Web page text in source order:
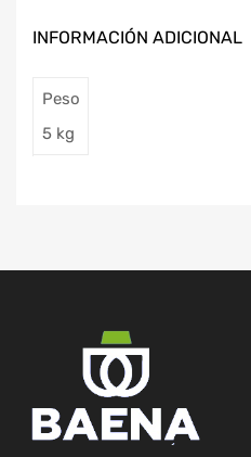
INFORMACIÓN ADICIONAL
Peso
5 kg